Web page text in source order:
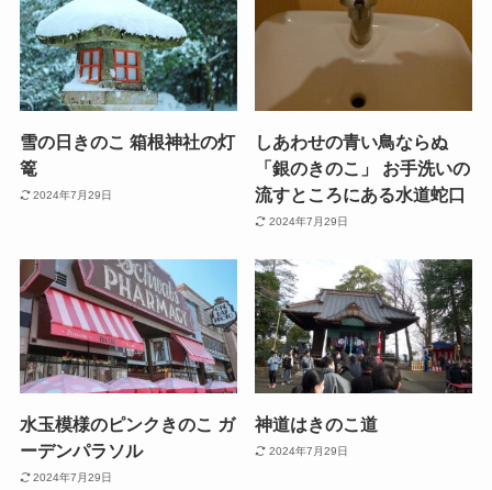
雪の日きのこ 箱根神社の灯
篭
2024年7月29日
しあわせの青い鳥ならぬ
「銀のきのこ」 お手洗いの
流すところにある水道蛇口
2024年7月29日
水玉模様のピンクきのこ ガ
ーデンパラソル
2024年7月29日
神道はきのこ道
2024年7月29日